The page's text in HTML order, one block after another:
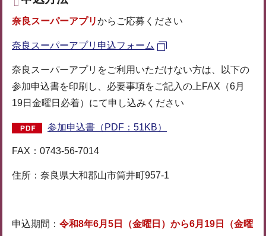
奈良スーパーアプリからご応募ください
奈良スーパーアプリ申込フォーム
奈良スーパーアプリをご利用いただけない方は、以下の
参加申込書を印刷し、必要事項をご記入の上FAX（6月
19日金曜日必着）にて申し込みください
参加申込書（PDF：51KB）
FAX：0743-56-7014
住所：奈良県大和郡山市筒井町957-1
申込期間： 令和8年6月5日（金曜日）から6月19日（金曜